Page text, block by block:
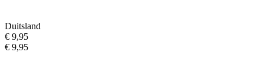
Duitsland
€ 9,95
€ 9,95